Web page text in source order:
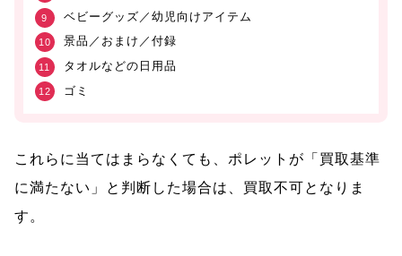
ベビーグッズ／幼児向けアイテム
景品／おまけ／付録
タオルなどの日用品
ゴミ
これらに当てはまらなくても、ポレットが「買取基準
に満たない」と判断した場合は、買取不可となりま
す。